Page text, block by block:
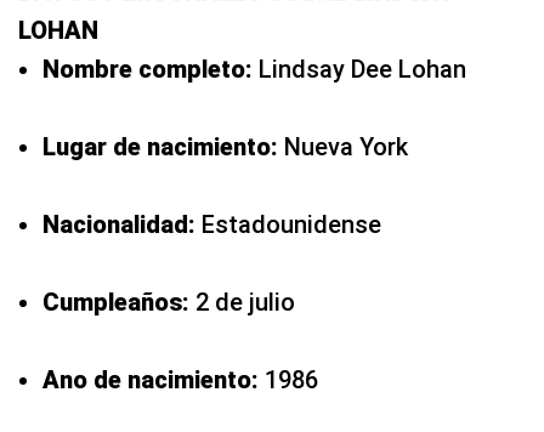
LOHAN
Nombre completo: Lindsay Dee Lohan
Lugar de nacimiento: Nueva York
Nacionalidad: Estadounidense
Cumpleaños: 2 de julio
Ano de nacimiento: 1986